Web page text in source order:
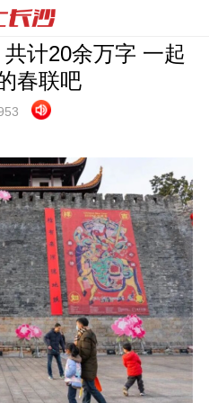
计20余万字 一起
春联吧